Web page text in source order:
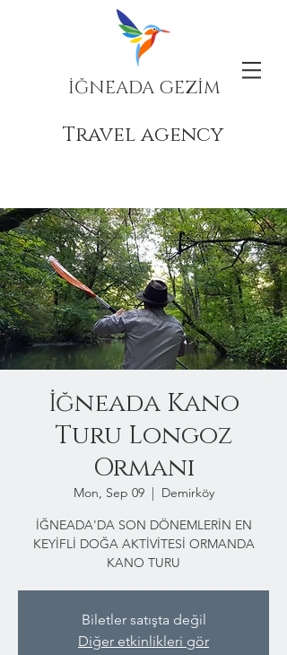
İĞNEADA GEZİM
Travel agency
İğneada Kano
Turu Longoz
Ormanı
Mon, Sep 09
  |
Demirköy
İĞNEADA'DA SON DÖNEMLERİN EN
KEYİFLİ DOĞA AKTİVİTESİ ORMANDA
KANO TURU
Biletler satışta değil
Diğer etkinlikleri gör